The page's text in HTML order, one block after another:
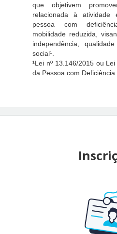
que objetivem
relacionada à
pessoa com
mobilidade reduzida,
independência,
social¹.
¹Lei nº 13.146/2015 ou
da Pessoa com Deficiência